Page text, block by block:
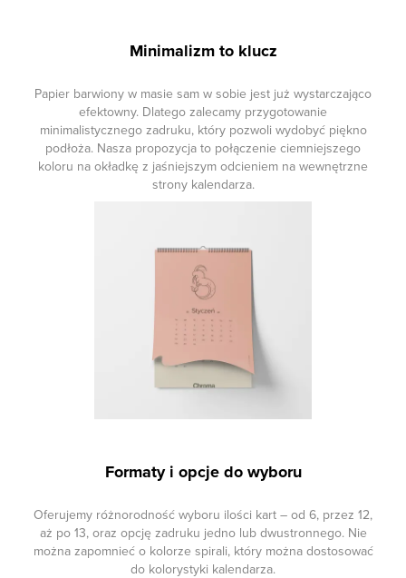
Minimalizm to klucz
Papier barwiony w masie sam w sobie jest już wystarczająco
efektowny. Dlatego zalecamy przygotowanie
minimalistycznego zadruku, który pozwoli wydobyć piękno
podłoża. Nasza propozycja to połączenie ciemniejszego
koloru na okładkę z jaśniejszym odcieniem na wewnętrzne
strony kalendarza.
Formaty i opcje do wyboru
Oferujemy różnorodność wyboru ilości kart – od 6, przez 12,
aż po 13, oraz opcję zadruku jedno lub dwustronnego. Nie
można zapomnieć o kolorze spirali, który można dostosować
do kolorystyki kalendarza.